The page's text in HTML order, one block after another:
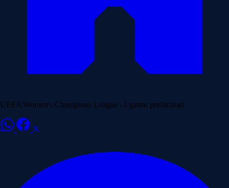
UEFA Women's Champions League - I gironi preliminari